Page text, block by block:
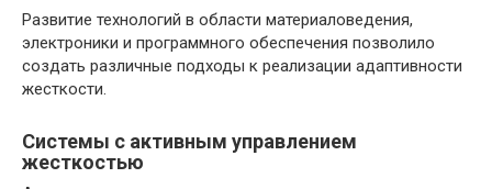
Развитие технологий в области материаловедения,
электроники и программного обеспечения позволило
создать различные подходы к реализации адаптивности
жесткости.
Системы с активным управлением
жесткостью